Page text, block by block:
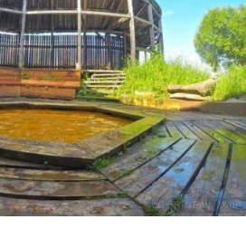
© SRR/Ray Mond